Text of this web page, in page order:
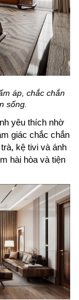
áp, chắc chắn
sống.
yêu thích nhờ
giác chắc chắn
kệ tivi và ánh
hài hòa và tiện